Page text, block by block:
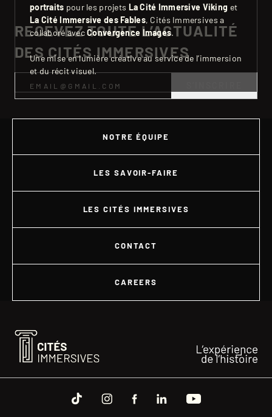
portraits pour les projets La Cité Immersive Viking et
La Cité Immersive des Fables, Cités Immersives a
collaboré avecConvergence Images.
Une mise en lumière créative au service de l’immersion
et du récit visuel.
RECEVEZ TOUTE L’ACTUALITÉ
DES CITÉS IMMERSIVES
NOTRE ÉQUIPE
LES SAVOIR-FAIRE
LES CITÉS IMMERSIVES
CONTACT
CAREERS